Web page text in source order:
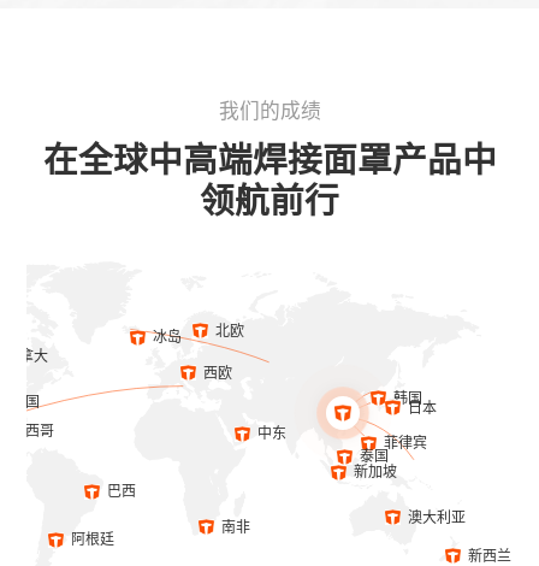
我们的成绩
在全球中高端焊接面罩产品中
领航前行
韩国
日本
新西兰
菲律宾
澳大利亚
泰国
南非
阿根廷
巴西
美国
加拿大
北欧
西欧
中东
新加坡
墨西哥
冰岛